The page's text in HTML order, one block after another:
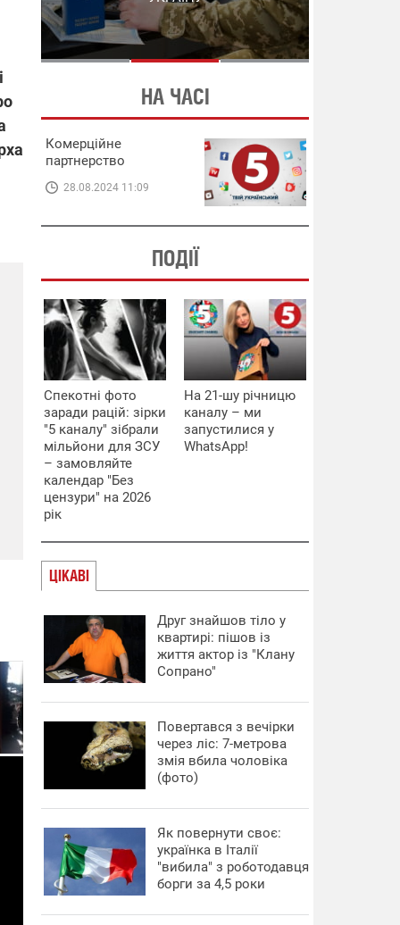
СХЕМИ В ЕНЕРГЕТИЦІ
ЕНЕРГЕТИЦІ
НА ЧАСІ
Комерційне
партнерство
28.08.2024 11:09
ПОДІЇ
Спекотні фото
заради рацій: зірки
"5 каналу" зібрали
мільйони для ЗСУ
– замовляйте
календар "Без
цензури" на 2026
рік
На 21-шу річницю
каналу – ми
запустилися у
WhatsApp!
ЦІКАВІ
Друг знайшов тіло у
квартирі: пішов із
життя актор із "Клану
Сопрано"
Повертався з вечірки
через ліс: 7-метрова
змія вбила чоловіка
(фото)
​Як повернути своє:
українка в Італії
"вибила" з роботодавця
борги за 4,5 роки